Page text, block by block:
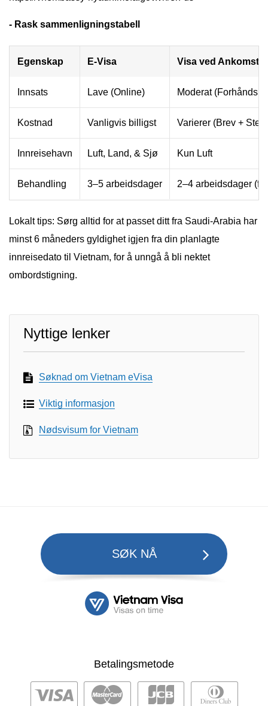
- Rask sammenligningstabell
Egenskap E-Visa Visa ved Ankomst
Innsats Lave (Online) Moderat
Kostnad Vanligvis billigst Varierer (Brev +
Innreisehavn Luft, Land, & Sjø Kun Luft
Behandling 3–5 arbeidsdager 2–4 arbeidsdager
Lokalt tips: Sørg alltid for at passet ditt fra Saudi-Arabia har
minst 6 måneders gyldighet igjen fra din planlagte
innreisedato til Vietnam, for å unngå å bli nektet
ombordstigning.
Nyttige lenker
Søknad om Vietnam eVisa
Viktig informasjon
Nødsvisum for Vietnam
SØK NÅ
Betalingsmetode